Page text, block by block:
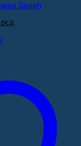
Денић
рсдТренутна